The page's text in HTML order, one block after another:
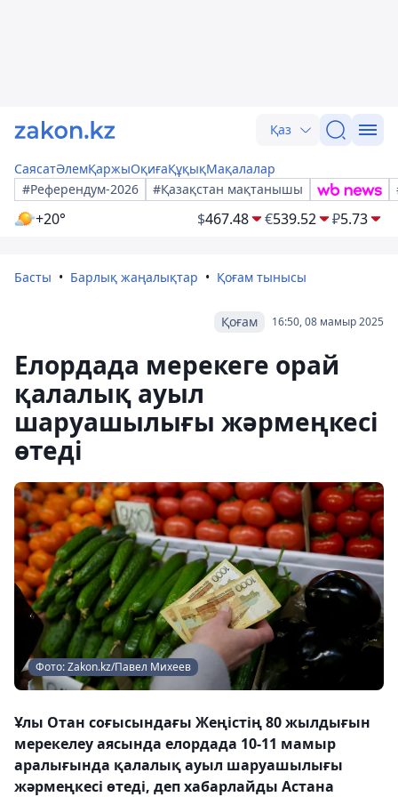
Қаз
СаясатӘлемҚаржыОқиғаҚұқықМақалалар
#Референдум-2026
#Қазақстан мақтанышы
+20° $467.48 €539.52 ₽5.73
Басты Барлық жаңалықтар Қоғам тынысы
16:50, 08 мамыр 2025
Қоғам
Елордада мерекеге орай
қалалық ауыл
шаруашылығы жәрмеңкесі
өтеді
Фото: Zakon.kz/Павел Михеев
Ұлы Отан соғысындағы Жеңістің 80 жылдығын
мерекелеу аясында елордада 10-11 мамыр
аралығында қалалық ауыл шаруашылығы
жәрмеңкесі өтеді, деп хабарлайды Астана